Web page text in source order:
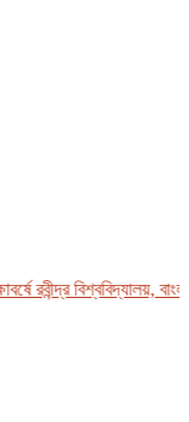
রবীন্দ্র বিশ্ববিদ্যালয়,